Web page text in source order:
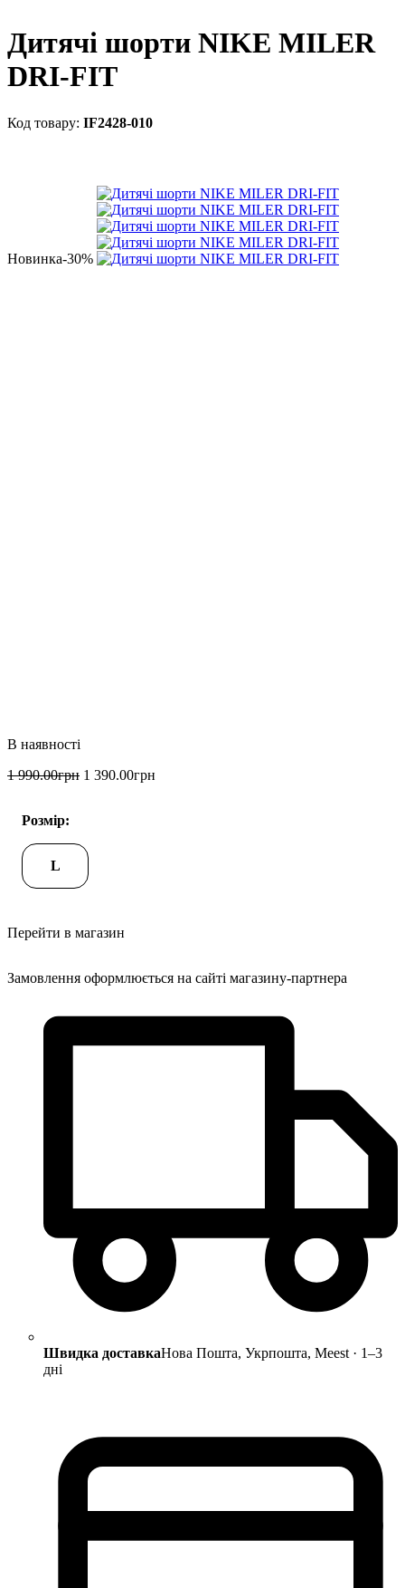
Дитячі шорти NIKE MILER
DRI-FIT
IF2428-010
Новинка-30%
1 990.00грн 1 390.00грн
Розмір:
L
Перейти в магазин
Замовлення оформлюється на сайті магазину-партнера
Швидка доставкаНова Пошта, Укрпошта, Meest · 1–3
дні